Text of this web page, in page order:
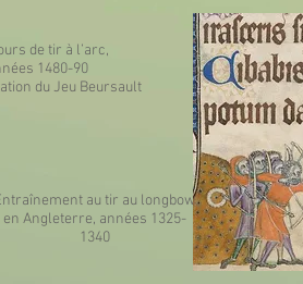
de tir à l’arc,
1480-90
du Jeu Beursault
au tir au longbow
en Angleterre, années 1325-
1340